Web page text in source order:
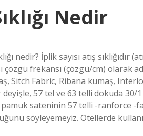
Nedir
nedir? İplik sayısı atış
çözgü frekansı (çözgü/cm) olarak
Sitch Fabric, Ribana kumaş,
57 tel ve 63 telli dokuda 30/
sateninin 57 telli -ranforce -
söyleyemeyiz. Otellerde